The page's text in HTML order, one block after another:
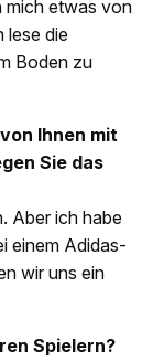
mich etwas von
lese die
Boden zu
Ihnen mit
Sie das
Aber ich habe
einem Adidas-
wir uns ein
Spielern?